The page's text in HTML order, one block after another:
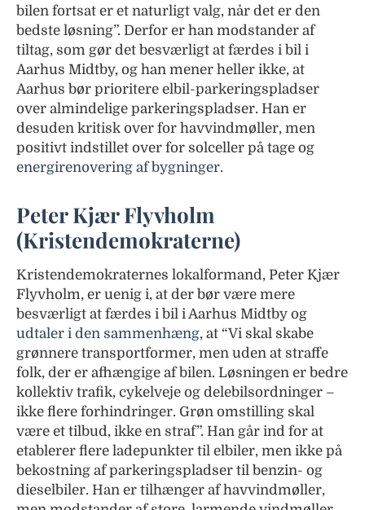
bilen fortsat er et naturligt valg, når det er den
bedste løsning”. Derfor er han modstander af
tiltag, som gør det besværligt at færdes i bil i
Aarhus Midtby, og han mener heller ikke, at
Aarhus bør prioritere elbil-parkeringspladser
over almindelige parkeringspladser. Han er
desuden kritisk over for havvindmøller, men
positivt indstillet over for solceller på tage og
energirenovering af bygninger.
Peter Kjær Flyvholm
(Kristendemokraterne)
Kristendemokraternes lokalformand, Peter Kjær
Flyvholm, er uenig i, at der bør være mere
besværligt at færdes i bil i Aarhus Midtby og
udtaler i den sammenhæng, at “Vi skal skabe
grønnere transportformer, men uden at straffe
folk, der er afhængige af bilen. Løsningen er bedre
kollektiv trafik, cykelveje og delebilsordninger –
ikke flere forhindringer. Grøn omstilling skal
være et tilbud, ikke en straf”. Han går ind for at
etablerer flere ladepunkter til elbiler, men ikke på
bekostning af parkeringspladser til benzin- og
dieselbiler. Han er tilhænger af havvindmøller,